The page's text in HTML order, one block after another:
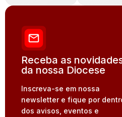
Receba as
da nossa Diocese
Inscreva-se em nossa
newsletter e fique por
dos avisos, eventos e